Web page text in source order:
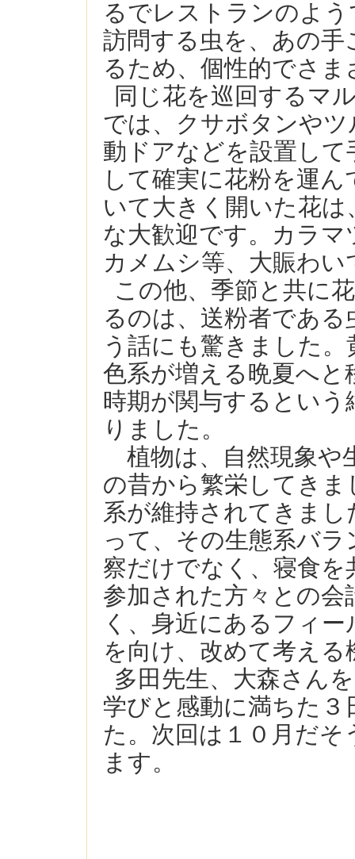
るでレストランのよ
訪問する虫を、あの
るため、個性的でさ
同じ花を巡回するマ
では、クサボタンや
動ドアなどを設置し
して確実に花粉を運
いて大きく開いた花
な大歓迎です。カラ
カメムシ等、大賑わい
この他、季節と共に
るのは、送粉者であ
う話にも驚きました
色系が増える晩夏へ
時期が関与するとい
りました。
植物は、自然現象や
の昔から繁栄してき
系が維持されてきま
って、その生態系バ
察だけでなく、寝食
参加された方々との
く、身近にあるフィ
を向け、改めて考え
多田先生、大森さん
学びと感動に満ちた
た。次回は１０月だ
ます。